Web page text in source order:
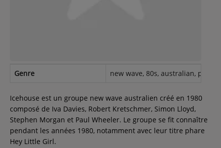
Recherche d'un titre
Genre new wave, 80s, australian, pop,
Icehouse est un groupe new wave australien créé en 1980
composé de Iva Davies, Robert Kretschmer, Simon Lloyd,
Stephen Morgan et Paul Wheeler. Le groupe se fit connaître
pendant les années 1980, notamment avec leur titre phare
Hey Little Girl.